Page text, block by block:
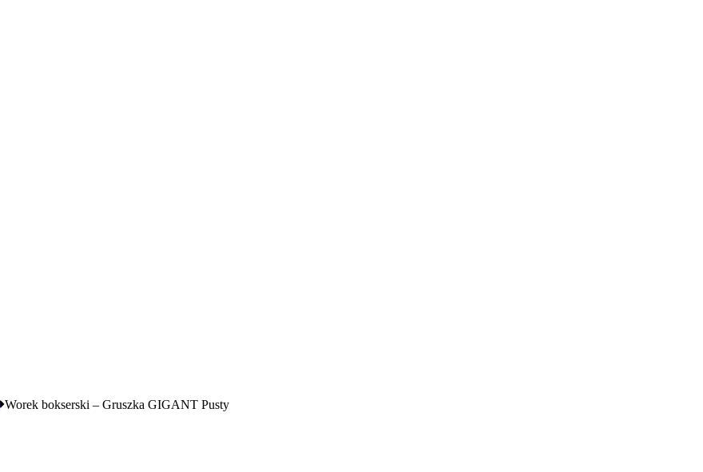
Worek bokserski – Gruszka GIGANT Pusty